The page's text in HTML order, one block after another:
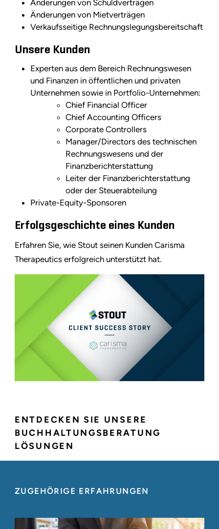
ENTDECKEN SIE UNSERE
BUCHHALTUNGSBERATUNG
LÖSUNGEN
Änderungen von Schuldverträgen
Änderungen von Mietverträgen
Verkaufsseitige Rechnungslegungsbereitschaft
Unsere Kunden
Experten aus dem Bereich Rechnungswesen
und Finanzen in öffentlichen und privaten
Unternehmen sowie in Portfolio-Unternehmen:
Chief Financial Officer
Chief Accounting Officers
Corporate Controllers
Manager/Directors des technischen
Rechnungswesens und der
Finanzberichterstattung
Leiter der Finanzberichterstattung
oder der Steuerabteilung
Private-Equity-Sponsoren
Erfolgsgeschichte eines Kunden
Erfahren Sie, wie Stout seinen Kunden Carisma
Therapeutics erfolgreich unterstützt hat.
ZUGEHÖRIGE ERFAHRUNGEN